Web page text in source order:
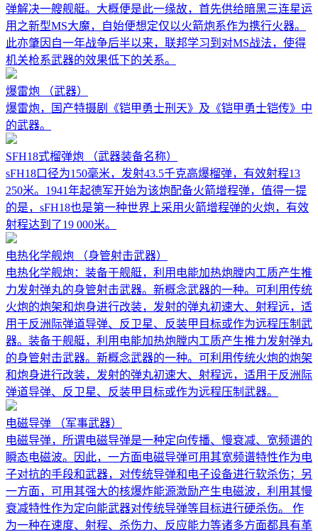
弹解决一艘舰艇。大概便是此一缘故，首先供给暗黑三连星运
用之新型MS大魔，自始便想定仅以火箭炮系作为携行火器。
此亦肇因自一年战争后半以来，联邦学习到对MS战法，使得
机关枪系武器的效果低下的关系。
爆雷炮
（武器）
爆雷炮，国产特摄剧《铠甲勇士刑天》及《铠甲勇士铠传》中
的武器。
SFH18式榴弹炮
（武器装备名称）
sFH18口径为150毫米，发射43.5千克高爆榴弹，有效射程13
250米。1941年起德军开始为该炮配备火箭增程弹，值得一提
的是，sFH18也是第一种世界上采用火箭增程弹的火炮，有效
射程达到了19 000米。
电热化学舰炮
（身管射击武器）
电热化学舰炮：装备于舰艇，利用电能加热炮膛内工质产生推
力发射弹丸的身管射击武器。新概念武器的一种。可利用传统
火炮的炮架和炮身进行改装，发射的弹丸初速大、射程远，适
用于反洲际弹道导弹、反卫星、反装甲目标或作为远程压制武
器。装备于舰艇，利用电能加热炮膛内工质产生推力发射弹丸
的身管射击武器。新概念武器的一种。可利用传统火炮的炮架
和炮身进行改装，发射的弹丸初速大、射程远，适用于反洲际
弹道导弹、反卫星、反装甲目标或作为远程压制武器。
电磁导弹
（军事武器）
电磁导弹，所谓电磁导弹是一种定向传播、慢衰减、宽频谱的
瞬态电磁波。因此，一方面电磁导弹可用其宽频谱特性作为电
子对抗的手段和武器，对传统导弹和电子设备进行软杀伤；另
一方面，可用其强大的核爆炸能源激励产生电磁波，利用其慢
衰减特性作为定向能武器对传统导弹等目标进行硬杀伤。 作
为一种在速度、射程、杀伤力、反应能力等诸多方面都具有革